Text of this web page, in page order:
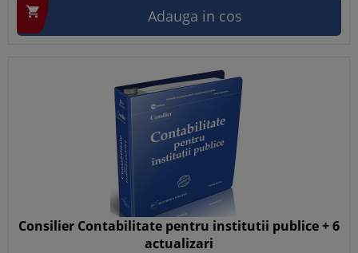
 Adauga in cos
Consilier Contabilitate pentru institutii publice + 6
actualizari